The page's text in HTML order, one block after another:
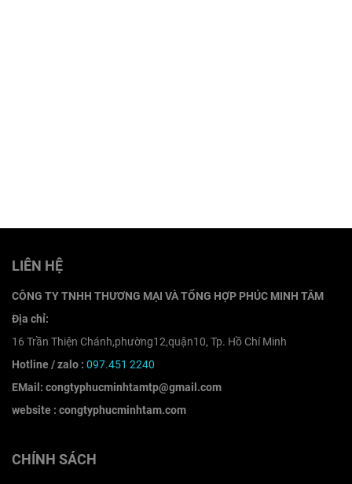
LIÊN HỆ
CÔNG TY TNHH THƯƠNG MẠI VÀ TỔNG HỢP PHÚC MINH TÂM
Địa chỉ:
16 Trần Thiện Chánh,phường12,quận10, Tp. Hồ Chí Minh
Hotline / zalo : 097.451 2240
EMail: congtyphucminhtamtp@gmail.com
website : congtyphucminhtam.com
CHÍNH SÁCH